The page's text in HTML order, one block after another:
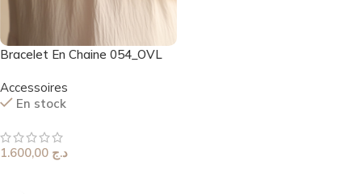
Bracelet En Chaine 054_OVL
Accessoires
En stock
د.ج